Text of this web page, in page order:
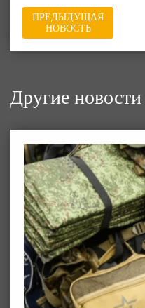
ПРЕДЫДУЩАЯ
НОВОСТЬ
Другие новости